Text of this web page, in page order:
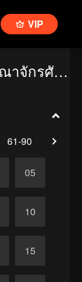
VIP
หน่วยรบพิเศษแห่งอาณาจักรศักดิ์สิทธิ์
61-90
05
10
15